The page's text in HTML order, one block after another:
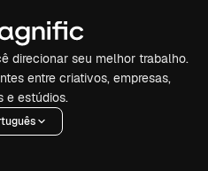
direcionar seu melhor trabalho.
entre criativos, empresas,
e estúdios.